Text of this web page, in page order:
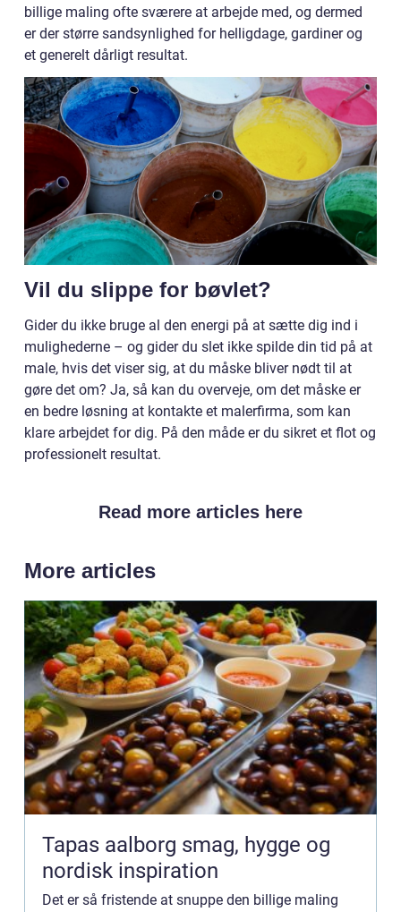
billige maling ofte sværere at arbejde med, og dermed
er der større sandsynlighed for helligdage, gardiner og
et generelt dårligt resultat.
Vil du slippe for bøvlet?
Gider du ikke bruge al den energi på at sætte dig ind i
mulighederne – og gider du slet ikke spilde din tid på at
male, hvis det viser sig, at du måske bliver nødt til at
gøre det om? Ja, så kan du overveje, om det måske er
en bedre løsning at kontakte et malerfirma, som kan
klare arbejdet for dig. På den måde er du sikret et flot og
professionelt resultat.
Read more articles here
More articles
Tapas aalborg smag, hygge og
nordisk inspiration
Det er så fristende at snuppe den billige maling